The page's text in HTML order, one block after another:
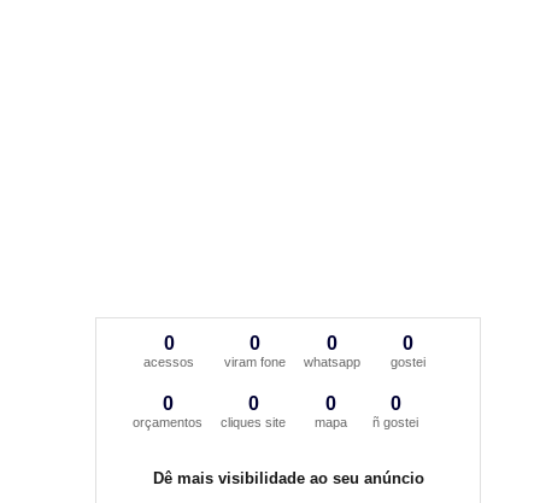
0
acessos
0
viram fone
0
whatsapp
0
gostei
0
orçamentos
0
cliques site
0
mapa
0
ñ gostei
Dê mais visibilidade ao seu anúncio